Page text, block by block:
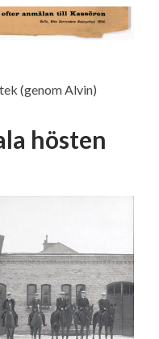
(genom Alvin)
hösten